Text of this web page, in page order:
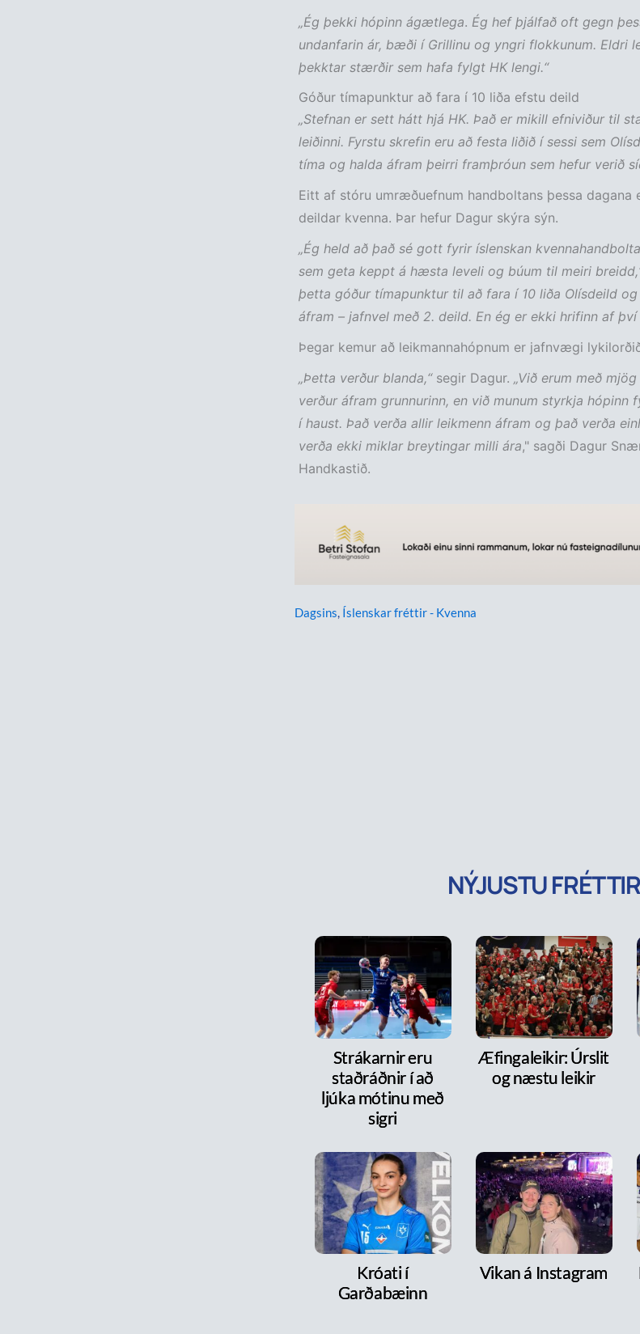
„Ég þekki hópinn ágætlega. Ég hef þjálfað oft gegn
undanfarin ár, bæði í Grillinu og yngri flokkunum. Eldri
þekktar stærðir sem hafa fylgt HK lengi.“
Góður tímapunktur að fara í 10 liða efstu deild
„Stefnan er sett hátt hjá HK. Það er mikill efniviður til
leiðinni. Fyrstu skrefin eru að festa liðið í sessi sem
tíma og halda áfram þeirri framþróun sem hefur verið
Eitt af stóru umræðuefnum handboltans þessa dagana
deildar kvenna. Þar hefur Dagur skýra sýn.
„Ég held að það sé gott fyrir íslenskan
sem geta keppt á hæsta leveli og búum til meiri
þetta góður tímapunktur til að fara í 10 liða Olísdeild
áfram – jafnvel með 2. deild. En ég er ekki hrifinn af því
Þegar kemur að leikmannahópnum er jafnvægi
„Þetta verður blanda,“segir Dagur. „Við erum með
verður áfram grunnurinn, en við munum styrkja hópinn
í haust. Það verða allir leikmenn áfram og það verða
verða ekki miklar breytingar milli ára," sagði Dagur
Handkastið.
Dagsins, Íslenskar fréttir - Kvenna
NÝJUSTU FRÉTTIR
Strákarnir eru
staðráðnir í að
ljúka mótinu með
sigri
Æfingaleikir: Úrslit
og næstu leikir
Króati í
Garðabæinn
Vikan á Instagram